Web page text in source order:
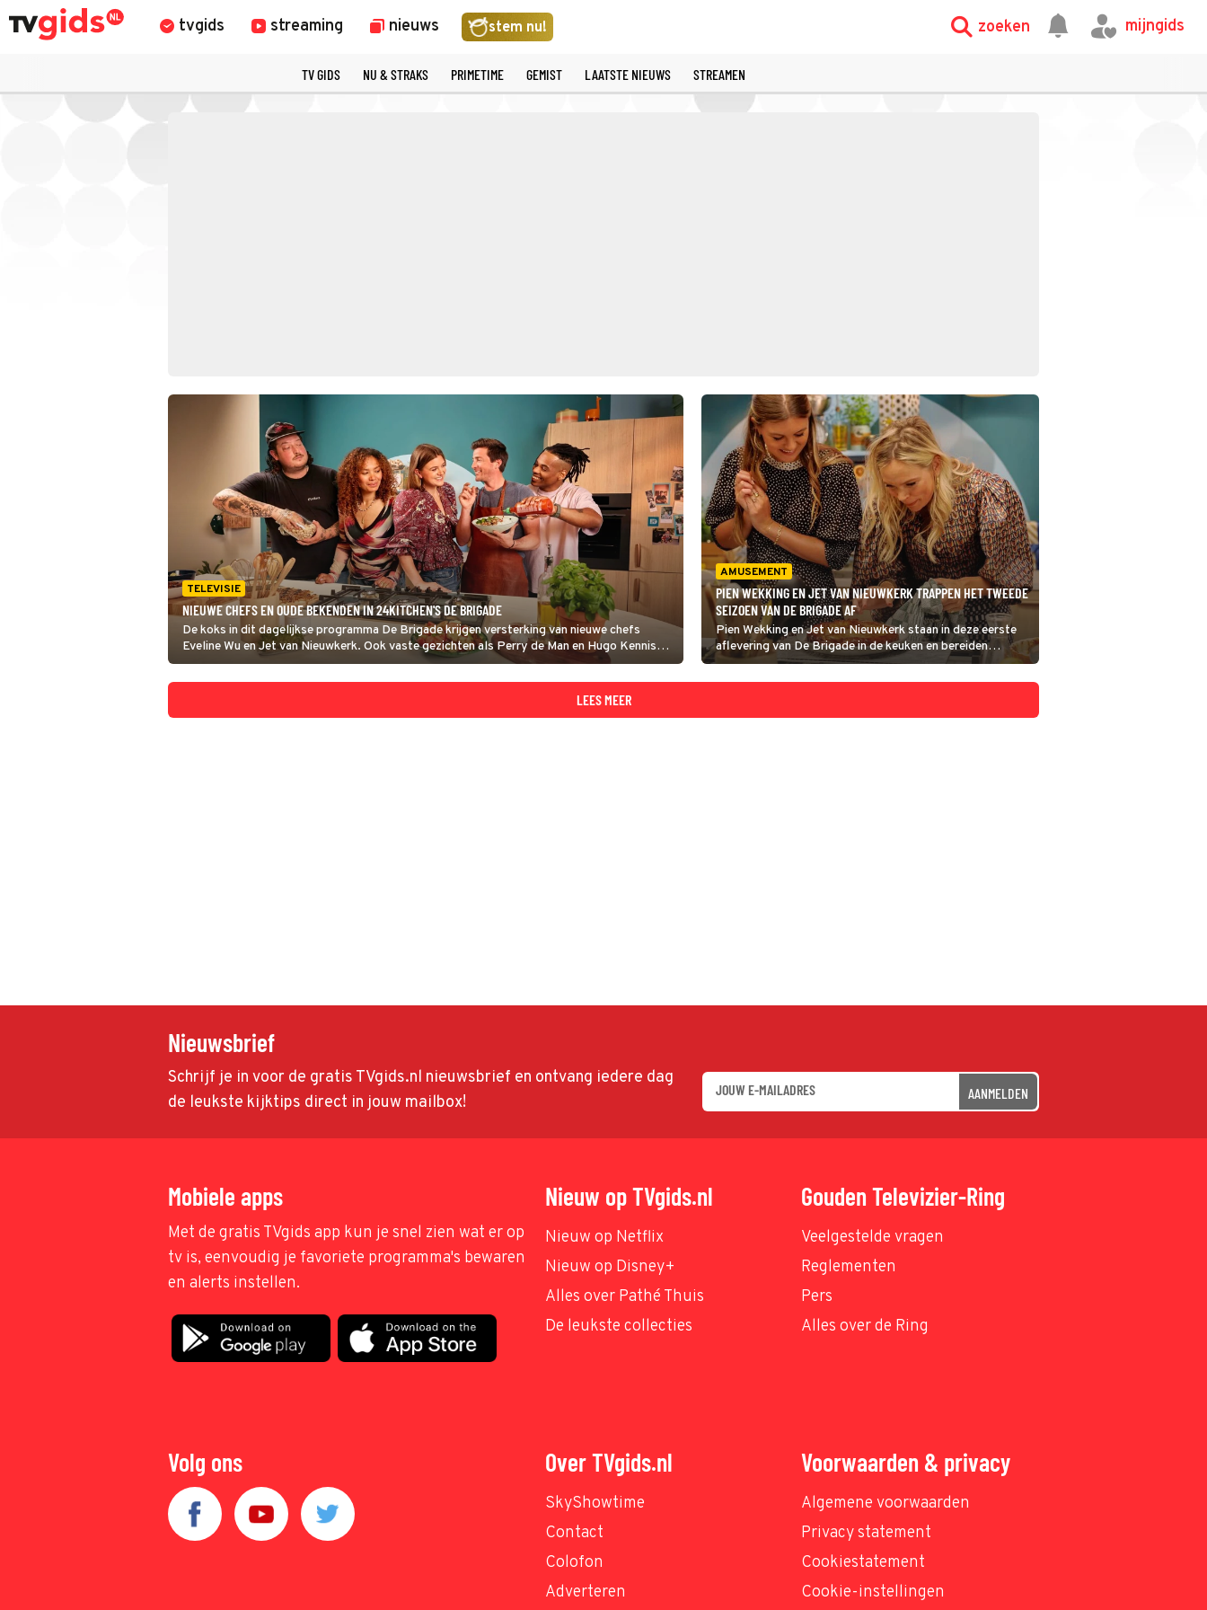
tvgids streaming nieuws stem nu! zoeken mijngids
TV GIDS NU & STRAKS PRIMETIME GEMIST LAATSTE NIEUWS STREAMEN
TELEVISIE
NIEUWE CHEFS EN OUDE BEKENDEN IN 24KITCHEN'S DE BRIGADE
De koks in dit dagelijkse programma De Brigade krijgen versterking van nieuwe chefs
Eveline Wu en Jet van Nieuwkerk. Ook vaste gezichten als Perry de Man en Hugo Kennis
delen hun lekkerste recepten weer met de kijker.
AMUSEMENT
PIEN WEKKING EN JET VAN NIEUWKERK TRAPPEN HET TWEEDE
SEIZOEN VAN DE BRIGADE AF
Pien Wekking en Jet van Nieuwkerk staan in deze eerste
aflevering van De Brigade in de keuken en bereiden
toegankelijke gerechten voor Kerst. Ze maken een tarte
tatin met onder meer blauwe kaas en een speciale kerst-
LEES MEER
Nieuwsbrief
Schrijf je in voor de gratis TVgids.nl nieuwsbrief en ontvang iedere dag
de leukste kijktips direct in jouw mailbox!
AANMELDEN
Mobiele apps
Met de gratis TVgids app kun je snel zien wat er op
tv is, eenvoudig je favoriete programma's bewaren
en alerts instellen.
Nieuw op TVgids.nl
Nieuw op Netflix
Nieuw op Disney+
Alles over Pathé Thuis
De leukste collecties
Gouden Televizier-Ring
Veelgestelde vragen
Reglementen
Pers
Alles over de Ring
Volg ons Over TVgids.nl
SkyShowtime
Contact
Colofon
Adverteren
Voorwaarden & privacy
Algemene voorwaarden
Privacy statement
Cookiestatement
Cookie-instellingen